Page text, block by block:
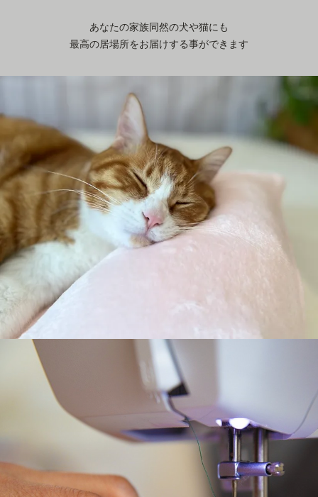
あなたの家族同然の犬や猫にも
最高の居場所をお届けする事ができます